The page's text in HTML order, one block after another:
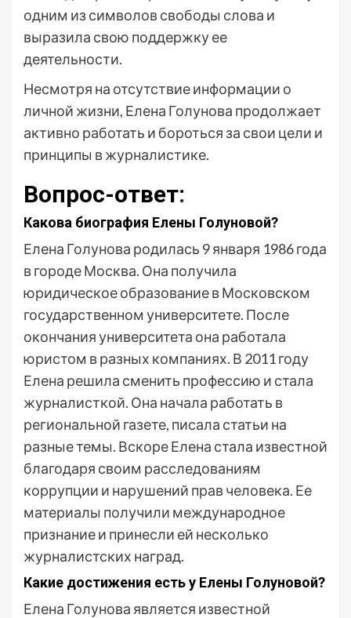
одним из символов свободы слова и
выразила свою поддержку ее
деятельности.
Несмотря на отсутствие информации о
личной жизни, Елена Голунова продолжает
активно работать и бороться за свои цели и
принципы в журналистике.
Вопрос-ответ:
Какова биография Елены Голуновой?
Елена Голунова родилась 9 января 1986 года
в городе Москва. Она получила
юридическое образование в Московском
государственном университете. После
окончания университета она работала
юристом в разных компаниях. В 2011 году
Елена решила сменить профессию и стала
журналисткой. Она начала работать в
региональной газете, писала статьи на
разные темы. Вскоре Елена стала известной
благодаря своим расследованиям
коррупции и нарушений прав человека. Ее
материалы получили международное
признание и принесли ей несколько
журналистских наград.
Какие достижения есть у Елены Голуновой?
Елена Голунова является известной